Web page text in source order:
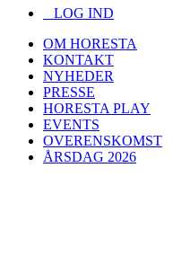
LOG IND
OM HORESTA
KONTAKT
NYHEDER
PRESSE
HORESTA PLAY
EVENTS
OVERENSKOMST
ÅRSDAG 2026